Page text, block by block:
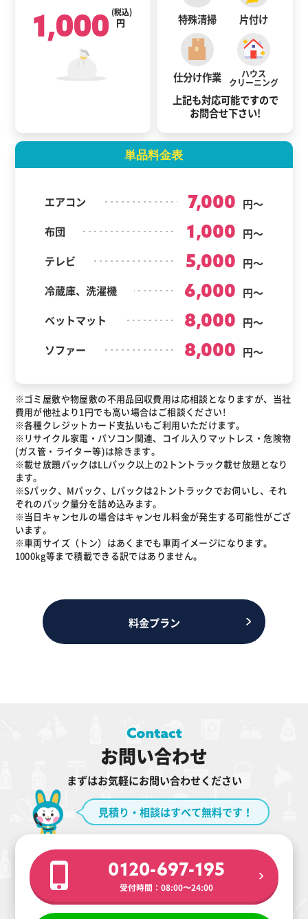
1,000 円
(税込) 特殊清掃 片付け
仕分け作業 ハウス
クリーニング
上記も対応可能ですので
お問合せ下さい!
単品料金表
エアコン 7,000 円～
布団
1,000 円～
テレビ
5,000 円～
冷蔵庫、洗濯機
6,000 円～
ベットマット
8,000 円～
ソファー
8,000 円～
※ゴミ屋敷や物屋敷の不用品回収費用は応相談となりますが、当社
費用が他社より1円でも高い場合はご相談ください!
※各種クレジットカード支払いもご利用いただけます。
※リサイクル家電・パソコン関連、コイル入りマットレス・危険物
(ガス管・ライター等)は除きます。
※載せ放題パックはLLパック以上の2トントラック載せ放題となり
ます。
※Sパック、Mパック、Lパックは2トントラックでお伺いし、それ
ぞれのパック量分を詰め込みます。
※当日キャンセルの場合はキャンセル料金が発生する可能性がござ
います。
※車両サイズ（トン）はあくまでも車両イメージになります。
1000kg等まで積載できる訳ではありません。
料金プラン
お問い合わせ
まずはお気軽にお問い合わせください
見積り・相談はすべて無料です！
0120-697-195
受付時間：08:00〜24:00